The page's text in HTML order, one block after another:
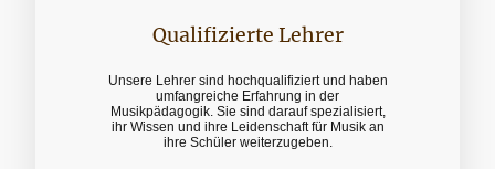
Qualifizierte Lehrer
Unsere Lehrer sind hochqualifiziert und haben
umfangreiche Erfahrung in der
Musikpädagogik. Sie sind darauf spezialisiert,
ihr Wissen und ihre Leidenschaft für Musik an
ihre Schüler weiterzugeben.